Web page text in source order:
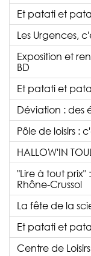
Et patati et
Les Urgences,
Exposition et
BD
Et patati et
Déviation : des
Pôle de loisirs :
HALLOW'IN
"Lire à tout
Rhône-Crussol
La fête de la
Et patati et
Centre de